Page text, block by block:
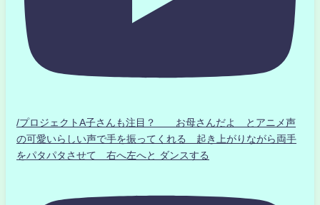
/プロジェクトA子さんも注目？ お母さんだよ とアニメ声
の可愛いらしい声で手を振ってくれる 起き上がりながら両手
をパタパタさせて 右へ左へと ダンスする